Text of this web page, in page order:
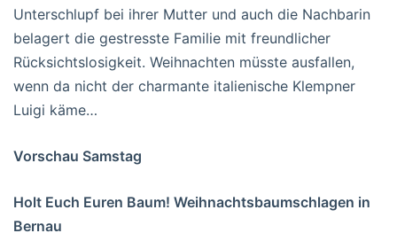
Unterschlupf bei ihrer Mutter und auch die Nachbarin
belagert die gestresste Familie mit freundlicher
Rücksichtslosigkeit. Weihnachten müsste ausfallen,
wenn da nicht der charmante italienische Klempner
Luigi käme…
Vorschau Samstag
Holt Euch Euren Baum! Weihnachtsbaumschlagen in
Bernau